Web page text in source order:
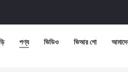
পণ্য ভিডিও ভিআর শো